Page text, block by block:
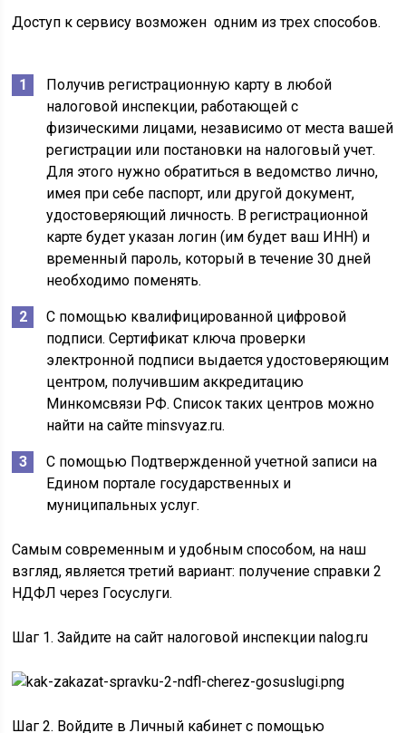
Доступ к сервису возможен одним из трех способов.
Получив регистрационную карту в любой
налоговой инспекции, работающей с
физическими лицами, независимо от места вашей
регистрации или постановки на налоговый учет.
Для этого нужно обратиться в ведомство лично,
имея при себе паспорт, или другой документ,
удостоверяющий личность. В регистрационной
карте будет указан логин (им будет ваш ИНН) и
временный пароль, который в течение 30 дней
необходимо поменять.
С помощью квалифицированной цифровой
подписи. Сертификат ключа проверки
электронной подписи выдается удостоверяющим
центром, получившим аккредитацию
Минкомсвязи РФ. Список таких центров можно
найти на сайте minsvyaz.ru.
С помощью Подтвержденной учетной записи на
Едином портале государственных и
муниципальных услуг.
Самым современным и удобным способом, на наш
взгляд, является третий вариант: получение справки 2
НДФЛ через Госуслуги.
Шаг 1. Зайдите на сайт налоговой инспекции nalog.ru
Шаг 2. Войдите в Личный кабинет с помощью